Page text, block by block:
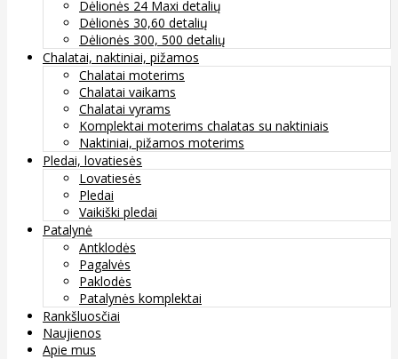
Dėlionės 24 Maxi detalių
Dėlionės 30,60 detalių
Dėlionės 300, 500 detalių
Chalatai, naktiniai, pižamos
Chalatai moterims
Chalatai vaikams
Chalatai vyrams
Komplektai moterims chalatas su naktiniais
Naktiniai, pižamos moterims
Pledai, lovatiesės
Lovatiesės
Pledai
Vaikiški pledai
Patalynė
Antklodės
Pagalvės
Paklodės
Patalynės komplektai
Rankšluosčiai
Naujienos
Apie mus